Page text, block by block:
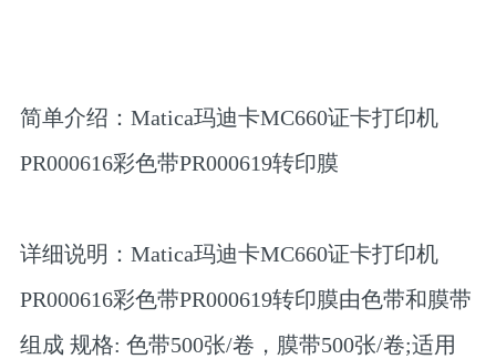
简单介绍：Matica玛迪卡MC660证卡打印机
PR000616彩色带PR000619转印膜
详细说明：Matica玛迪卡MC660证卡打印机
PR000616彩色带PR000619转印膜由色带和膜带
组成 规格: 色带500张/卷，膜带500张/卷;适用